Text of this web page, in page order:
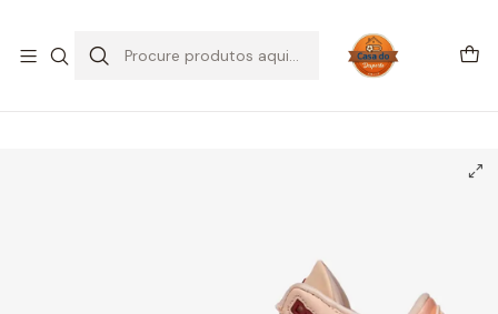
Início CALÇADO Air Jordan
Jordan 3
Jordan 3 Retro Valentine's Day Treat Yourself (2025) (Women's)